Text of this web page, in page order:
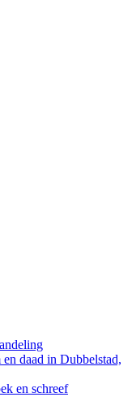
daad in Dubbelstad,
en schreef